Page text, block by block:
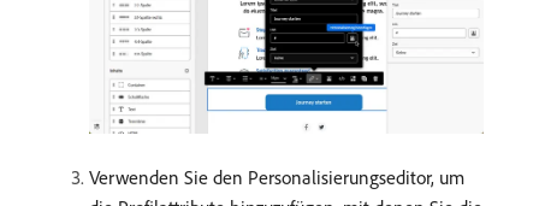
Verwenden Sie den Personalisierungseditor, um